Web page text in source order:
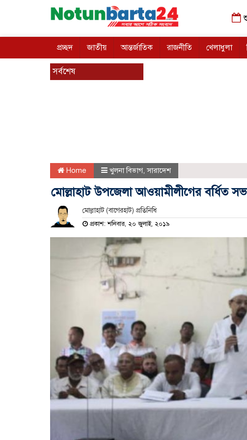
প্রচ্ছদ জাতীয় আন্তর্জাতিক রাজনীতি খেলাধুলা
সর্বশেষ
Home খুলনা বিভাগ,সারাদেশ
মোল্লাহাট উপজেলা আওয়ামীলীগের বর্ধিত
মোল্লাহাট (বাগেরহাট) প্রতিনিধি
প্রকাশ: শনিবার, ২০ জুলাই, ২০১৯